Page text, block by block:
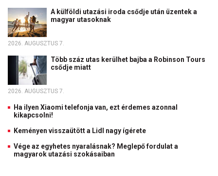
A külföldi utazási iroda csődje után üzentek a
magyar utasoknak
2026. AUGUSZTUS 7.
Több száz utas kerülhet bajba a Robinson Tours
csődje miatt
2026. AUGUSZTUS 7.
Ha ilyen Xiaomi telefonja van, ezt érdemes azonnal
kikapcsolni!
Keményen visszaütött a Lidl nagy ígérete
Vége az egyhetes nyaralásnak? Meglepő fordulat a
magyarok utazási szokásaiban